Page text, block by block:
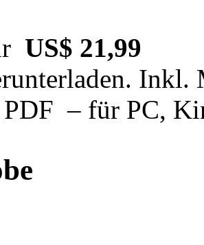
US$ 21,99
Inkl.
PDF – für PC,